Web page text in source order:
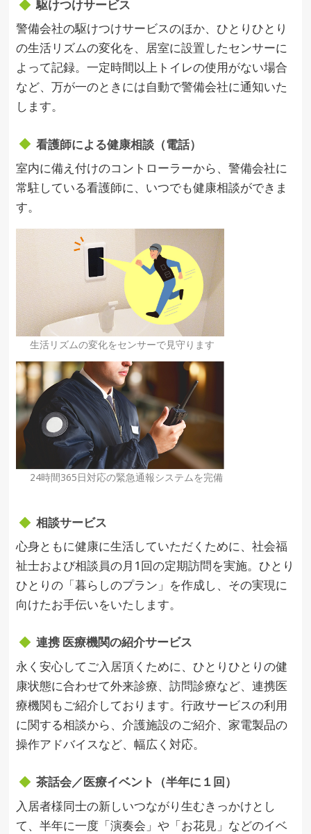
駆けつけサービス
警備会社の駆けつけサービスのほか、ひとりひとり
の生活リズムの変化を、居室に設置したセンサーに
よって記録。一定時間以上トイレの使用がない場合
など、万が一のときには自動で警備会社に通知いた
します。
看護師による健康相談（電話）
室内に備え付けのコントローラーから、警備会社に
常駐している看護師に、いつでも健康相談ができま
す。
生活リズムの変化をセンサーで見守ります
24時間365日対応の緊急通報システムを完備
相談サービス
心身ともに健康に生活していただくために、社会福
祉士および相談員の月1回の定期訪問を実施。ひとり
ひとりの「暮らしのプラン」を作成し、その実現に
向けたお手伝いをいたします。
連携 医療機関の紹介サービス
永く安心してご入居頂くために、ひとりひとりの健
康状態に合わせて外来診療、訪問診療など、連携医
療機関もご紹介しております。行政サービスの利用
に関する相談から、介護施設のご紹介、家電製品の
操作アドバイスなど、幅広く対応。
茶話会／医療イベント（半年に１回）
入居者様同士の新しいつながり生むきっかけとし
て、半年に一度「演奏会」や「お花見」などのイベ